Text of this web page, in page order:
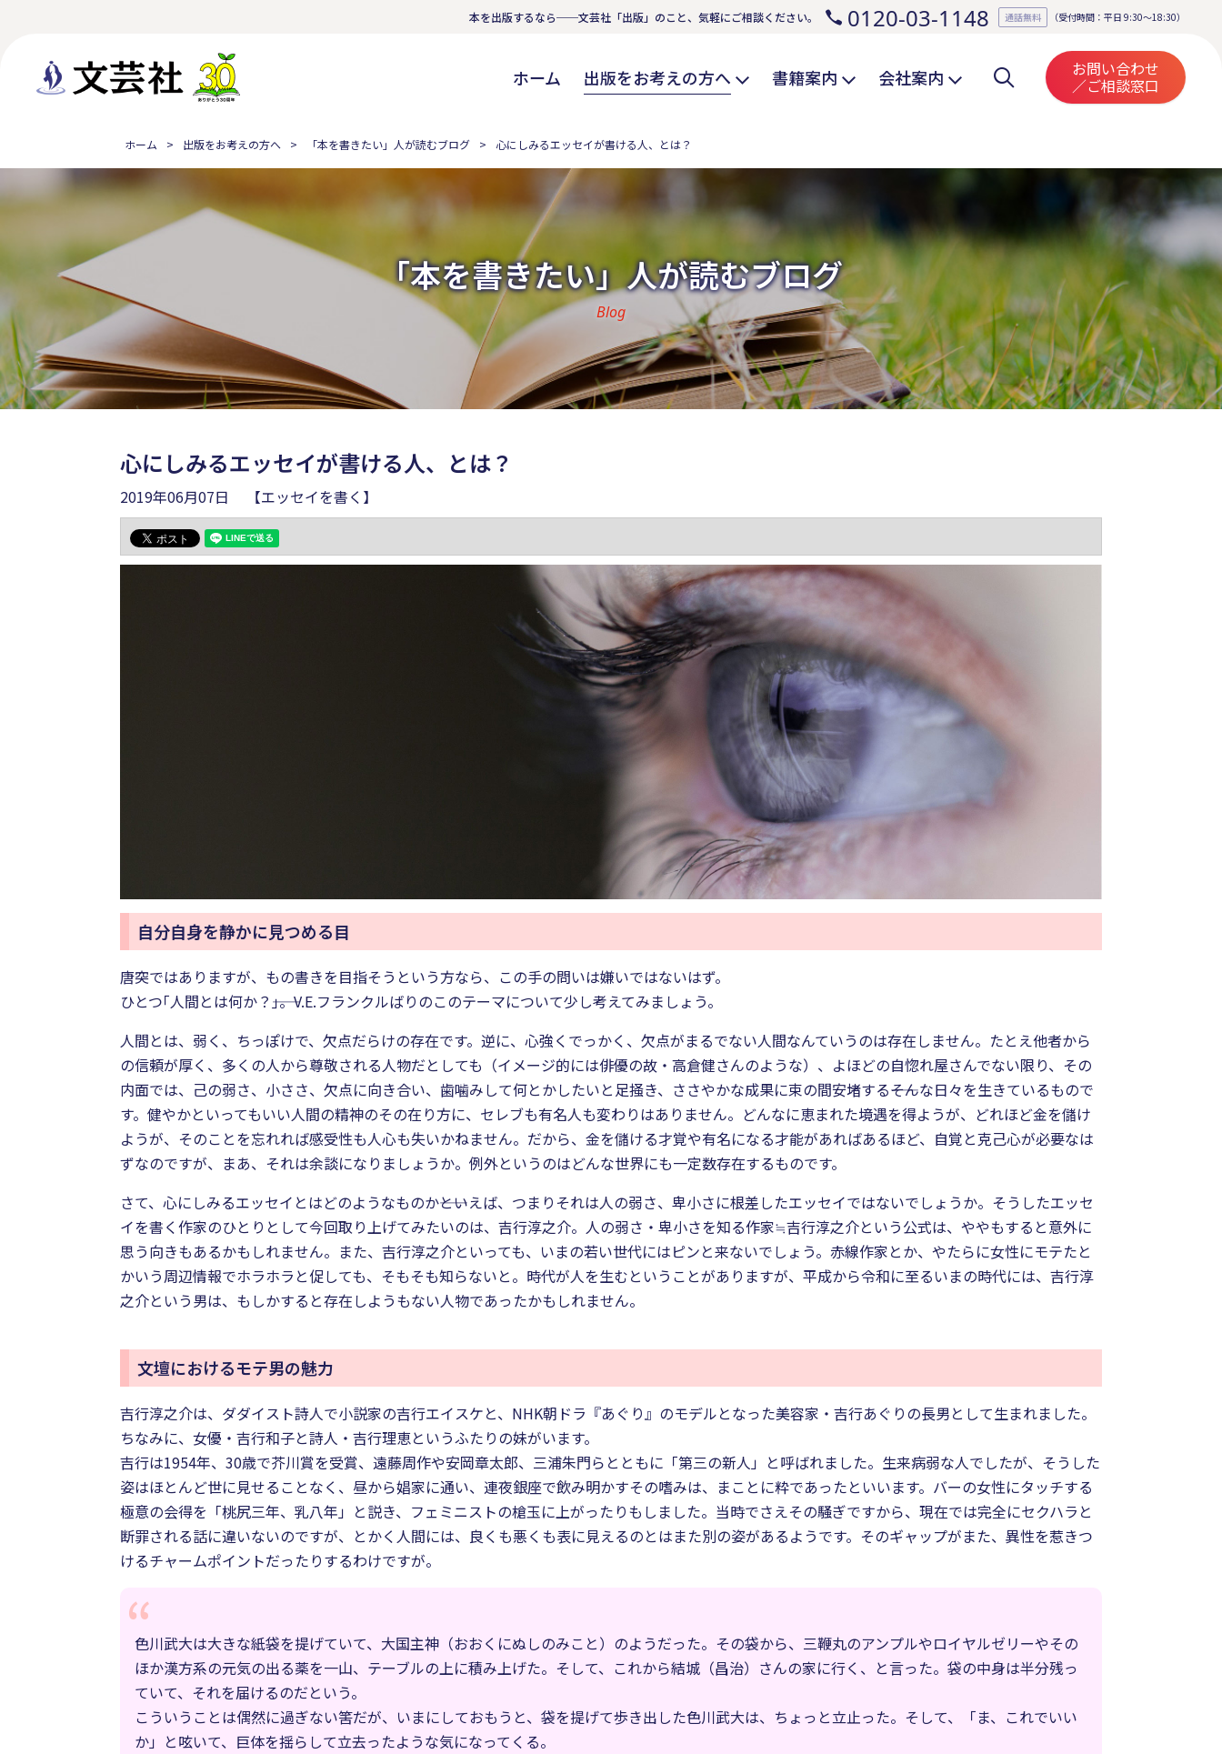
本を出版するなら──文芸社「出版」のこと、気軽にご相談ください。 0120-03-1148 通話無料 （受付時間：平日 9:30～18:30）
ホーム 出版をお考えの方へ 書籍案内 会社案内 お問い合わせ
／ご相談窓口
ホーム 出版をお考えの方へ 「本を書きたい」人が読むブログ 心にしみるエッセイが書ける人、とは？
「本を書きたい」人が読むブログ
Blog
心にしみるエッセイが書ける人、とは？
2019年06月07日 【エッセイを書く】
自分自身を静かに見つめる目
唐突ではありますが、もの書きを目指そうという方なら、この手の問いは嫌いではないはず。
ひとつ｢人間とは何か？――｣。V.E.フランクルばりのこのテーマについて少し考えてみましょう。
人間とは、弱く、ちっぽけで、欠点だらけの存在です。逆に、心強くでっかく、欠点がまるでない人間なんていうのは存在しません。たとえ他者から
の信頼が厚く、多くの人から尊敬される人物だとしても（イメージ的には俳優の故・高倉健さんのような）、よほどの自惚れ屋さんでない限り、その
内面では、己の弱さ、小ささ、欠点に向き合い、歯噛みして何とかしたいと足掻き、ささやかな成果に束の間安堵する――そんな日々を生きているもので
す。健やかといってもいい人間の精神のその在り方に、セレブも有名人も変わりはありません。どんなに恵まれた境遇を得ようが、どれほど金を儲け
ようが、そのことを忘れれば感受性も人心も失いかねません。だから、金を儲ける才覚や有名になる才能があればあるほど、自覚と克己心が必要なは
ずなのですが、まあ、それは余談になりましょうか。例外というのはどんな世界にも一定数存在するものです。
さて、心にしみるエッセイとはどのようなものか――といえば、つまりそれは人の弱さ、卑小さに根差したエッセイではないでしょうか。そうしたエッセ
イを書く作家のひとりとして今回取り上げてみたいのは、吉行淳之介。人の弱さ・卑小さを知る作家≒吉行淳之介という公式は、ややもすると意外に
思う向きもあるかもしれません。また、吉行淳之介といっても、いまの若い世代にはピンと来ないでしょう。赤線作家とか、やたらに女性にモテたと
かいう周辺情報でホラホラと促しても、そもそも知らないと。時代が人を生むということがありますが、平成から令和に至るいまの時代には、吉行淳
之介という男は、もしかすると存在しようもない人物であったかもしれません。
文壇におけるモテ男の魅力
吉行淳之介は、ダダイスト詩人で小説家の吉行エイスケと、NHK朝ドラ『あぐり』のモデルとなった美容家・吉行あぐりの長男として生まれました。
ちなみに、女優・吉行和子と詩人・吉行理恵というふたりの妹がいます。
吉行は1954年、30歳で芥川賞を受賞、遠藤周作や安岡章太郎、三浦朱門らとともに「第三の新人」と呼ばれました。生来病弱な人でしたが、そうした
姿はほとんど世に見せることなく、昼から娼家に通い、連夜銀座で飲み明かすその嗜みは、まことに粋であったといいます。バーの女性にタッチする
極意の会得を「桃尻三年、乳八年」と説き、フェミニストの槍玉に上がったりもしました。当時でさえその騒ぎですから、現在では完全にセクハラと
断罪される話に違いないのですが、とかく人間には、良くも悪くも表に見えるのとはまた別の姿があるようです。そのギャップがまた、異性を惹きつ
けるチャームポイントだったりするわけですが。
色川武大は大きな紙袋を提げていて、大国主神（おおくにぬしのみこと）のようだった。その袋から、三鞭丸のアンプルやロイヤルゼリーやその
ほか漢方系の元気の出る薬を一山、テーブルの上に積み上げた。そして、これから結城（昌治）さんの家に行く、と言った。袋の中身は半分残っ
ていて、それを届けるのだという。
こういうことは偶然に過ぎない筈だが、いまにしておもうと、袋を提げて歩き出した色川武大は、ちょっと立止った。そして、「ま、これでいい
か」と呟いて、巨体を揺らして立去ったような気になってくる。